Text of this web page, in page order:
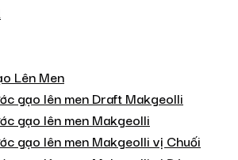
Lên Men
gạo lên men Draft Makgeolli
gạo lên men Makgeolli
gạo lên men Makgeolli vị Chuối